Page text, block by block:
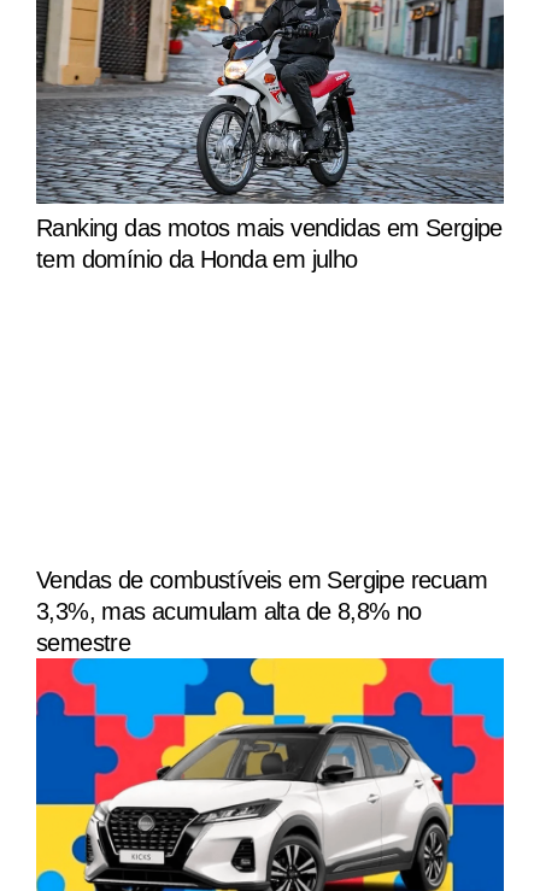
Ranking das motos mais vendidas em Sergipe
tem domínio da Honda em julho
Vendas de combustíveis em Sergipe recuam
3,3%, mas acumulam alta de 8,8% no
semestre